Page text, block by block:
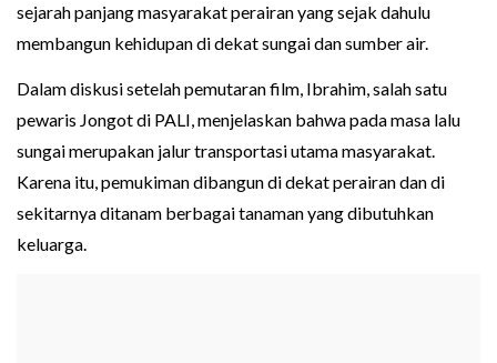
sejarah panjang masyarakat perairan yang sejak dahulu
membangun kehidupan di dekat sungai dan sumber air.
Dalam diskusi setelah pemutaran film, Ibrahim, salah satu
pewaris Jongot di PALI, menjelaskan bahwa pada masa lalu
sungai merupakan jalur transportasi utama masyarakat.
Karena itu, pemukiman dibangun di dekat perairan dan di
sekitarnya ditanam berbagai tanaman yang dibutuhkan
keluarga.